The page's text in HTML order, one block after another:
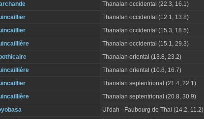
Thanalan occidental (22.3, 16.1)
Thanalan occidental (12.1, 13.8)
Thanalan occidental (15.3, 18.5)
Thanalan occidental (15.1, 29.3)
Thanalan oriental (13.8, 23.2)
Thanalan oriental (10.8, 16.7)
Thanalan septentrional (21.4, 22.1)
Thanalan septentrional (20.8, 30.9)
Ul'dah - Faubourg de Thal (14.2, 11.2)